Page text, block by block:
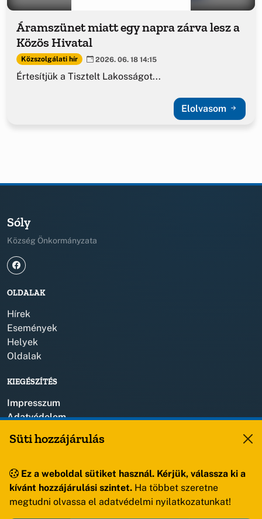
Áramszünet miatt egy napra zárva lesz a
Közös Hivatal
Közszolgálati hír 2026. 06. 18 14:15
Értesítjük a Tisztelt Lakosságot...
Elolvasom
Sóly
Község Önkormányzata
OLDALAK
Hírek
Események
Helyek
Oldalak
KIEGÉSZÍTÉS
Impresszum
Adatvédelem
+36 88 459 150
8193 Sóly, Kossuth Lajos u.57.
Süti hozzájárulás
Ez a weboldal sütiket használ. Kérjük, válassza ki a
kívánt hozzájárulási szintet. Ha többet szeretne
megtudni olvassa el adatvédelmi nyilatkozatunkat!